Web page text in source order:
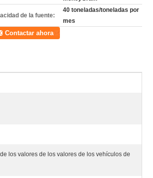
de la fuente:
40 toneladas/toneladas por
mes
Contactar ahora
los valores de los valores de los vehículos de